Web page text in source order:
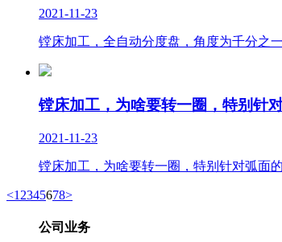
2021-11-23
镗床加工，全自动分度盘，角度为千分之
镗床加工，为啥要转一圈，特别针
2021-11-23
镗床加工，为啥要转一圈，特别针对弧面
<1 2345678>
公司业务